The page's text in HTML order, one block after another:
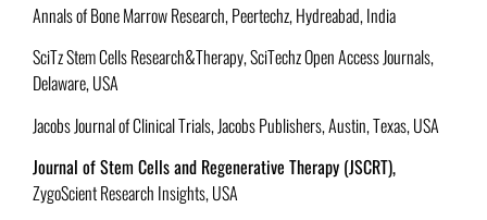
Annals of Bone Marrow Research, Peertechz, Hydreabad, India
SciTz Stem Cells Research&Therapy, SciTechz Open Access Journals,
Delaware, USA
Jacobs Journal of Clinical Trials, Jacobs Publishers, Austin, Texas, USA
Journal of Stem Cells and Regenerative Therapy (JSCRT),
ZygoScient Research Insights, USA